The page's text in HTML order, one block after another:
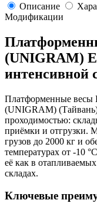
Описание
Модификации
(UNIGRAM)
интенсивной
Платформенные весы
(UNIGRAM)
проходимостью:
приёмки и отгрузки.
грузов до 2000 кг и
температурах от -10
её как в
складах.
Ключевые